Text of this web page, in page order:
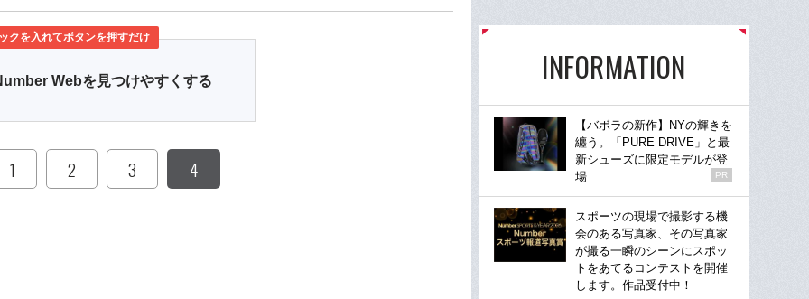
クを入れてボタンを押すだけ
Webを見つけやすくする
1 2 3 4
INFORMATION
【バボラの新作】NYの輝きを
纏う。「PURE DRIVE」と最
新シューズに限定モデルが登
場
PR
スポーツの現場で撮影する機
会のある写真家、その写真家
が撮る一瞬のシーンにスポッ
トをあてるコンテストを開催
します。作品受付中！